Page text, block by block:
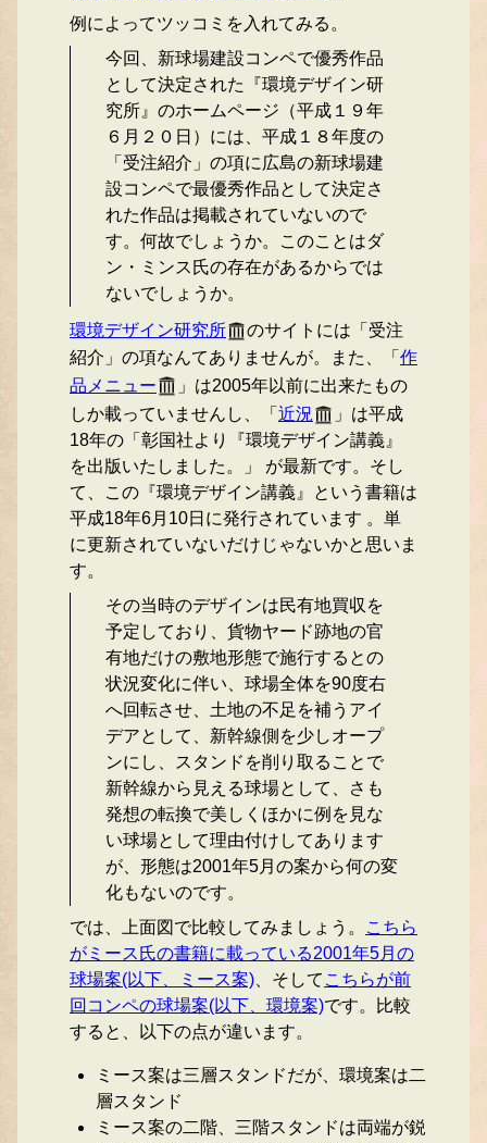
例によってツッコミを入れてみる。
今回、新球場建設コンペで優秀作品
として決定された『環境デザイン研
究所』のホームページ（平成１９年
６月２０日）には、平成１８年度の
「受注紹介」の項に広島の新球場建
設コンペで最優秀作品として決定さ
れた作品は掲載されていないので
す。何故でしょうか。このことはダ
ン・ミンス氏の存在があるからでは
ないでしょうか。
環境デザイン研究所
のサイトには「受注
紹介」の項なんてありませんが。また、「 作
品メニュー
」は2005年以前に出来たもの
しか載っていませんし、「 近況
」は平成
18年の「彰国社より『環境デザイン講義』
を出版いたしました。」 が最新です。そし
て、この『環境デザイン講義』という書籍は
平成18年6月10日に発行されています 。単
に更新されていないだけじゃないかと思いま
す。
その当時のデザインは民有地買収を
予定しており、貨物ヤード跡地の官
有地だけの敷地形態で施行するとの
状況変化に伴い、球場全体を90度右
へ回転させ、土地の不足を補うアイ
デアとして、新幹線側を少しオープ
ンにし、スタンドを削り取ることで
新幹線から見える球場として、さも
発想の転換で美しくほかに例を見な
い球場として理由付けしてあります
が、形態は2001年5月の案から何の変
化もないのです。
では、上面図で比較してみましょう。
こちら
がミース氏の書籍に載っている2001年5月の
球場案(以下、ミース案) 、そして こちらが前
回コンペの球場案(以下、環境案)です。比較
すると、以下の点が違います。
ミース案は三層スタンドだが、環境案は二
層スタンド
ミース案の二階、三階スタンドは両端が鋭